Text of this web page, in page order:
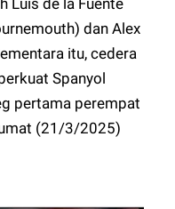
dan Alex
itu, cedera
Spanyol
pertama perempat
(21/3/2025)